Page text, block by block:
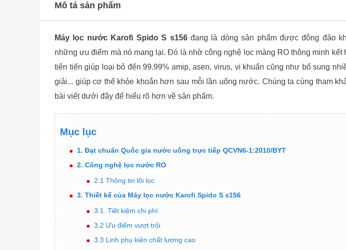
Mô tả sản phẩm
Máy lọc nước Karofi Spido S s156đang là dòng sản phẩm được đông đảo
những ưu điểm mà nó mang lại. Đó là nhờ công nghệ lọc màng RO thông minh
tiên tiến giúp loại bỏ đến 99.99% amip, asen, virus, vi khuẩn cũng như bổ sung
giải... giúp cơ thể khỏe khoắn hơn sau mỗi lần uống nước. Chúng ta cùng tham
bài viết dưới đây để hiểu rõ hơn về sản phẩm.
Mục lục
1. Đạt chuẩn Quốc gia nước uống trực tiếp QCVN6-1:2010/BYT
2. Công nghệ lọc nước RO
2.1 Thông tin lõi lọc
3. Thiết kế của Máy lọc nước Karofi Spido S s156
3.1. Tiết kiệm chi phí
3.2 Ưu điểm vượt trội
3.3 Linh phụ kiện chất lượng cao